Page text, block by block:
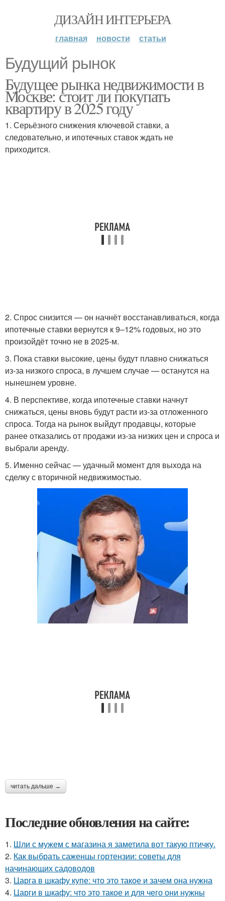
ДИЗАЙН ИНТЕРЬЕРА
главная новости статьи
Будущий рынок
Будущее рынка недвижимости в
Москве: стоит ли покупать
квартиру в 2025 году
1. Серьёзного снижения ключевой ставки, а
следовательно, и ипотечных ставок ждать не
приходится.
2. Спрос снизится — он начнёт восстанавливаться, когда
ипотечные ставки вернутся к 9–12% годовых, но это
произойдёт точно не в 2025-м.
3. Пока ставки высокие, цены будут плавно снижаться
из-за низкого спроса, в лучшем случае — останутся на
нынешнем уровне.
4. В перспективе, когда ипотечные ставки начнут
снижаться, цены вновь будут расти из-за отложенного
спроса. Тогда на рынок выйдут продавцы, которые
ранее отказались от продажи из-за низких цен и спроса и
выбрали аренду.
5. Именно сейчас — удачный момент для выхода на
сделку с вторичной недвижимостью.
читать дальше →
Последние обновления на сайте:
1. Шли с мужем с магазина я заметила вот такую птичку.
2. Как выбрать саженцы гортензии: советы для
начинающих садоводов
3. Царга в шкафу купе: что это такое и зачем она нужна
4. Царги в шкафу: что это такое и для чего они нужны